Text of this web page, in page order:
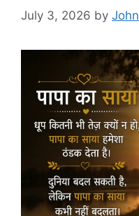
July 3, 2026 by John